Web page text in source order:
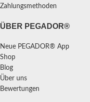
Zahlungsmethoden
ÜBER PEGADOR®
Neue PEGADOR® App
Shop
Blog
Über uns
Bewertungen